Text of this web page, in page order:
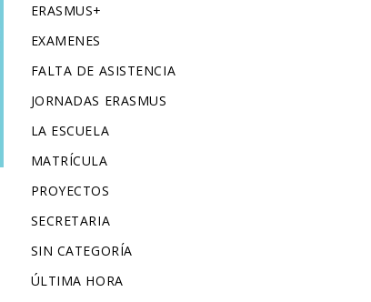
ERASMUS+
EXAMENES
FALTA DE ASISTENCIA
JORNADAS ERASMUS
LA ESCUELA
MATRÍCULA
PROYECTOS
SECRETARIA
SIN CATEGORÍA
ÚLTIMA HORA